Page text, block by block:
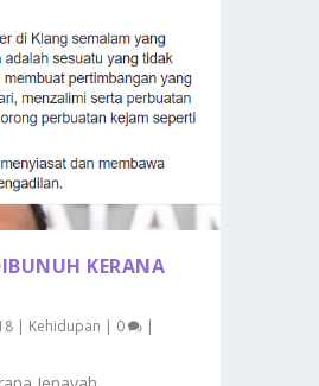
KERANA
| Kehidupan | 0 |